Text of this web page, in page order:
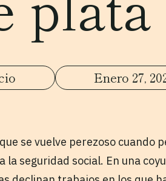
Enero 27,
se vuelve perezoso cuando
la seguridad social. En una